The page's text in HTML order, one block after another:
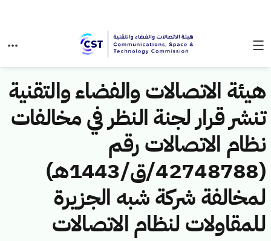
هيئة الاتصالات والفضاء والتقنية
تنشر قرار لجنة النظر في مخالفات
نظام الاتصالات رقم
(42748788/ق/1443هـ)
لمخالفة شركة شبه الجزيرة
للمقاولات لنظام الاتصالات